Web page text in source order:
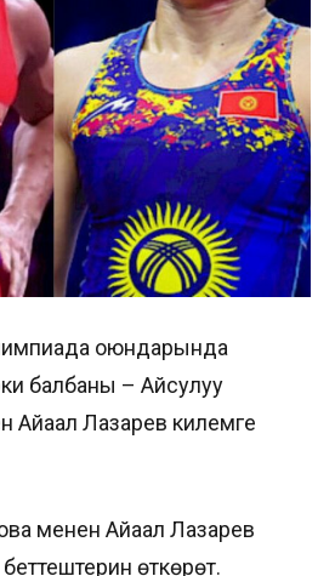
оюндарында
балбаны – Айсулуу
Айаал Лазарев килемге
менен Айаал Лазарев
өткөрөт.